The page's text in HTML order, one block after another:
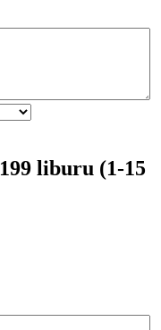
199 liburu (1-15